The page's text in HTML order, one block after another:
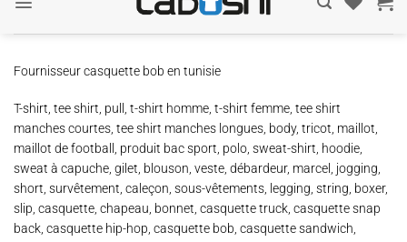
Fournisseur casquette bob en tunisie
T-shirt, tee shirt, pull, t-shirt homme, t-shirt femme, tee shirt
manches courtes, tee shirt manches longues, body, tricot, maillot,
maillot de football, produit bac sport, polo, sweat-shirt, hoodie,
sweat à capuche, gilet, blouson, veste, débardeur, marcel, jogging,
short, survêtement, caleçon, sous-vêtements, legging, string, boxer,
slip, casquette, chapeau, bonnet, casquette truck, casquette snap
back, casquette hip-hop, casquette bob, casquette sandwich,